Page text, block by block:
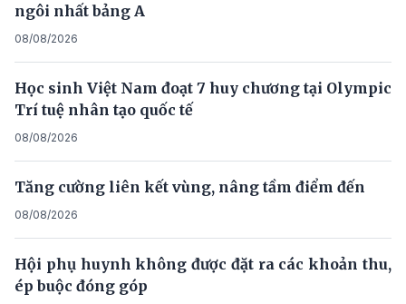
ngôi nhất bảng A
08/08/2026
Học sinh Việt Nam đoạt 7 huy chương tại Olympic
Trí tuệ nhân tạo quốc tế
08/08/2026
Tăng cường liên kết vùng, nâng tầm điểm đến
08/08/2026
Hội phụ huynh không được đặt ra các khoản thu,
ép buộc đóng góp